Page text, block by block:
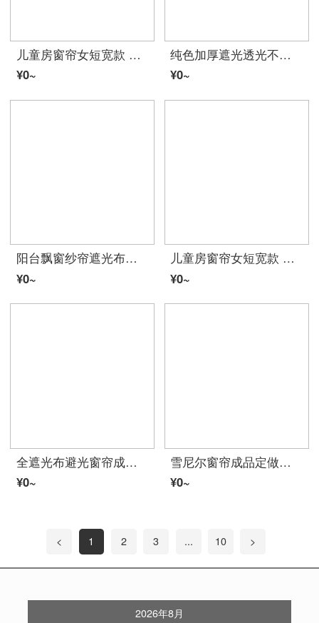
儿童房窗帘女短宽款 可爱卡通遮光小窗帘成品卧室飘窗免打孔短款隔热遮阳帘布料 彩虹小马：蓝色短帘 1片：2.5米*高2.0米，打孔式
¥0~
纯色加厚遮光透光不透人阳台卧室客厅鸟巢窗帘纱帘成品定做 黑灰 纱5.0*2.7(高)一块打孔
¥0~
阳台飘窗纱帘遮光布遮阳布料 简约现代白纱阳台纱遮光帘成品沙白色布料（加工请咨询客服加工费） 银灰 宽2高2挂钩
¥0~
儿童房窗帘女短宽款 遮光布飘窗短帘简约现代儿童卧室租房平面窗帘 航海-绿色 宽4.0米X高2.0米打孔款一片
¥0~
全遮光布避光窗帘成品布料保暖隔热防晒阳台卧室飘窗遮阳布 3.4米宽X2.5米高 (这是一片的尺寸) 加厚全遮光(大布带送四叉钩)
¥0~
雪尼尔窗帘成品定做卧室客厅阳台隔断现代简约条纹窗纱帘 浅咖啡 6.0(宽)*2.7(高)一块挂钩
¥0~
< 1 2 3 ... 10 >
2026年8月